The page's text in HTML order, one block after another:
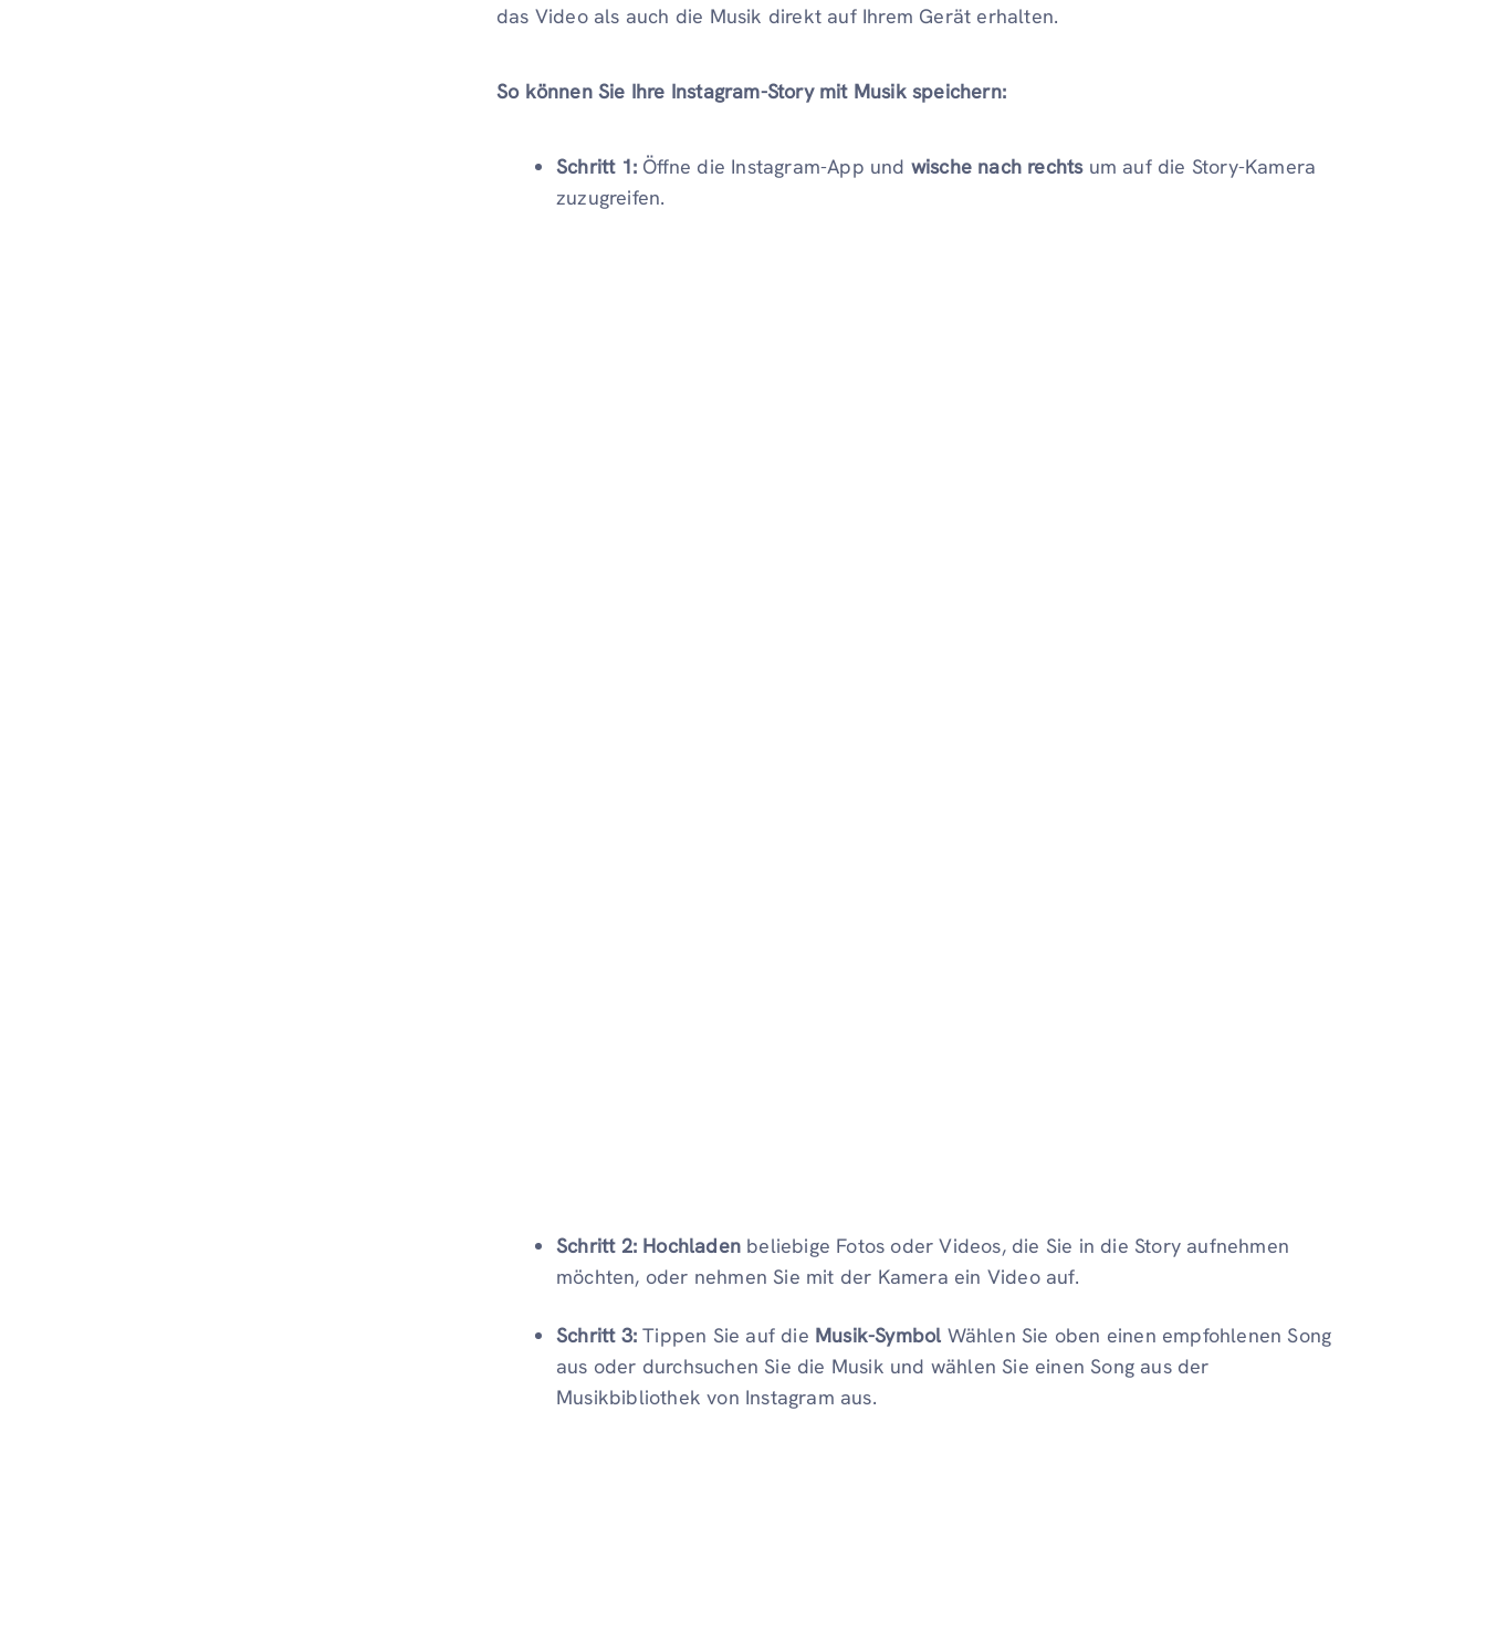
das Video als auch die Musik direkt auf Ihrem Gerät erhalten.
So können Sie Ihre Instagram-Story mit Musik speichern:
Schritt 1: Öffne die Instagram-App und wische nach rechtsum auf die Story-Kamera
zuzugreifen.
Schritt 2: Hochladen beliebige Fotos oder Videos, die Sie in die Story aufnehmen
möchten, oder nehmen Sie mit der Kamera ein Video auf.
Schritt 3:Tippen Sie auf die Musik-Symbol Wählen Sie oben einen empfohlenen Song
aus oder durchsuchen Sie die Musik und wählen Sie einen Song aus der
Musikbibliothek von Instagram aus.